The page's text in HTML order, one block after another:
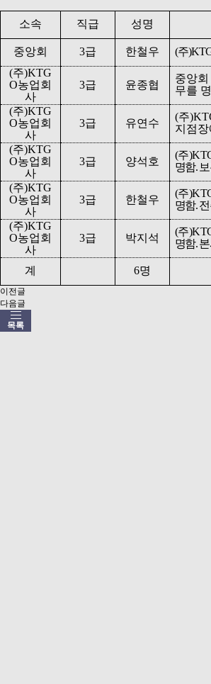
소속 직급 성명
중앙회 3급 한철우 (주
(주)KTG
O농업회
사
3급 윤종협
중앙
무를
(주)KTG
O농업회
사
3급 유연수
(주
지점
(주)KTG
O농업회
사
3급 양석호
(주
명함.
(주)KTG
O농업회
사
3급 한철우
(주
명함.
(주)KTG
O농업회
사
3급 박지석
(주
명함.
계 6명
이전글
다음글
목록